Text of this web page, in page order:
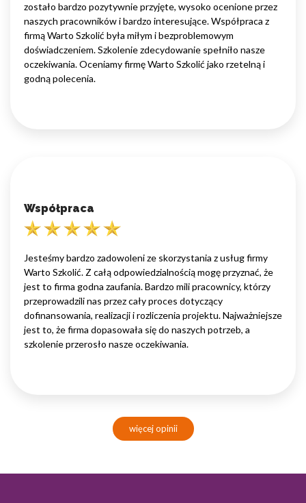
zostało bardzo pozytywnie przyjęte, wysoko ocenione przez
naszych pracowników i bardzo interesujące. Współpraca z
firmą Warto Szkolić była miłym i bezproblemowym
doświadczeniem. Szkolenie zdecydowanie spełniło nasze
oczekiwania. Oceniamy firmę Warto Szkolić jako rzetelną i
godną polecenia.
Współpraca
Jesteśmy bardzo zadowoleni ze skorzystania z usług firmy
Warto Szkolić. Z całą odpowiedzialnością mogę przyznać, że
jest to firma godna zaufania. Bardzo mili pracownicy, którzy
przeprowadzili nas przez cały proces dotyczący
dofinansowania, realizacji i rozliczenia projektu. Najważniejsze
jest to, że firma dopasowała się do naszych potrzeb, a
szkolenie przerosło nasze oczekiwania.
więcej opinii